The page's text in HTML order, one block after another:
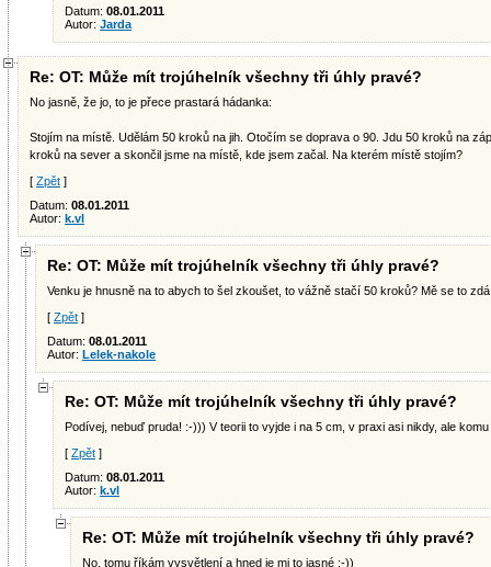
Datum: 08.01.2011
Autor: Jarda
Re: OT: Může mít trojúhelník všechny tři úhly pravé?
No jasně, že jo, to je přece prastará hádanka:
Stojím na místě. Udělám 50 kroků na jih. Otočím se doprava o 90. Jdu 50 kroků na
kroků na sever a skončil jsme na místě, kde jsem začal. Na kterém místě stojím?
[ Zpět ]
Datum: 08.01.2011
Autor: k.vl
Re: OT: Může mít trojúhelník všechny tři úhly pravé?
Venku je hnusně na to abych to šel zkoušet, to vážně stačí 50 kroků? Mě se to
[ Zpět ]
Datum: 08.01.2011
Autor: Lelek-nakole
Re: OT: Může mít trojúhelník všechny tři úhly pravé?
Podívej, nebuď pruda! :-))) V teorii to vyjde i na 5 cm, v praxi asi nikdy, ale
[ Zpět ]
Datum: 08.01.2011
Autor: k.vl
Re: OT: Může mít trojúhelník všechny tři úhly pravé?
No, tomu říkám vysvětlení a hned je mi to jasné :-))